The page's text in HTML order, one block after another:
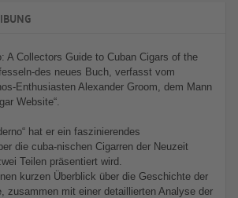
A Collectors Guide to Cuban Cigars of the
des neues Buch, verfasst vom
Enthusiasten Alexander Groom, dem Mann
Website“.
hat er ein faszinierendes
die cuba-nischen Cigarren der Neuzeit
Teilen präsentiert wird.
kurzen Überblick über die Geschichte der
zusammen mit einer detaillierten Analyse der